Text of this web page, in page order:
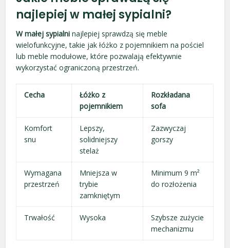
najlepiej w małej sypialni?
W małej sypialni najlepiej sprawdzą się meble
wielofunkcyjne, takie jak łóżko z pojemnikiem na pościel
lub meble modułowe, które pozwalają efektywnie
wykorzystać ograniczoną przestrzeń.
Cecha
Łóżko z
pojemnikiem
Rozkładana
sofa
Komfort
snu
Lepszy,
solidniejszy
stelaż
Zazwyczaj
gorszy
Wymagana
przestrzeń
Mniejsza w
trybie
zamkniętym
Minimum 9 m²
do rozłożenia
Trwałość Wysoka
Szybsze zużycie
mechanizmu